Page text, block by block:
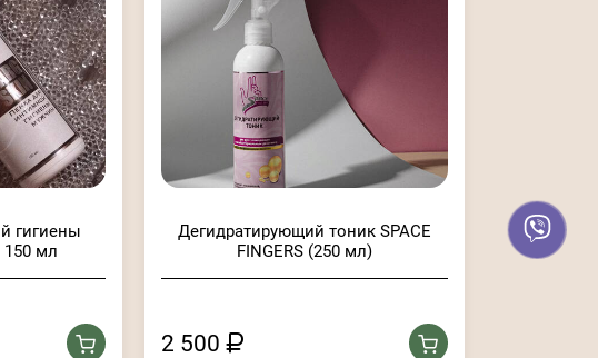
гигиены
150 мл
Дегидратирующий тоник SPACE
FINGERS (250 мл)
2 500